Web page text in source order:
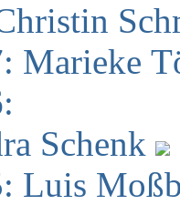
Marieke
Schenk
Luis